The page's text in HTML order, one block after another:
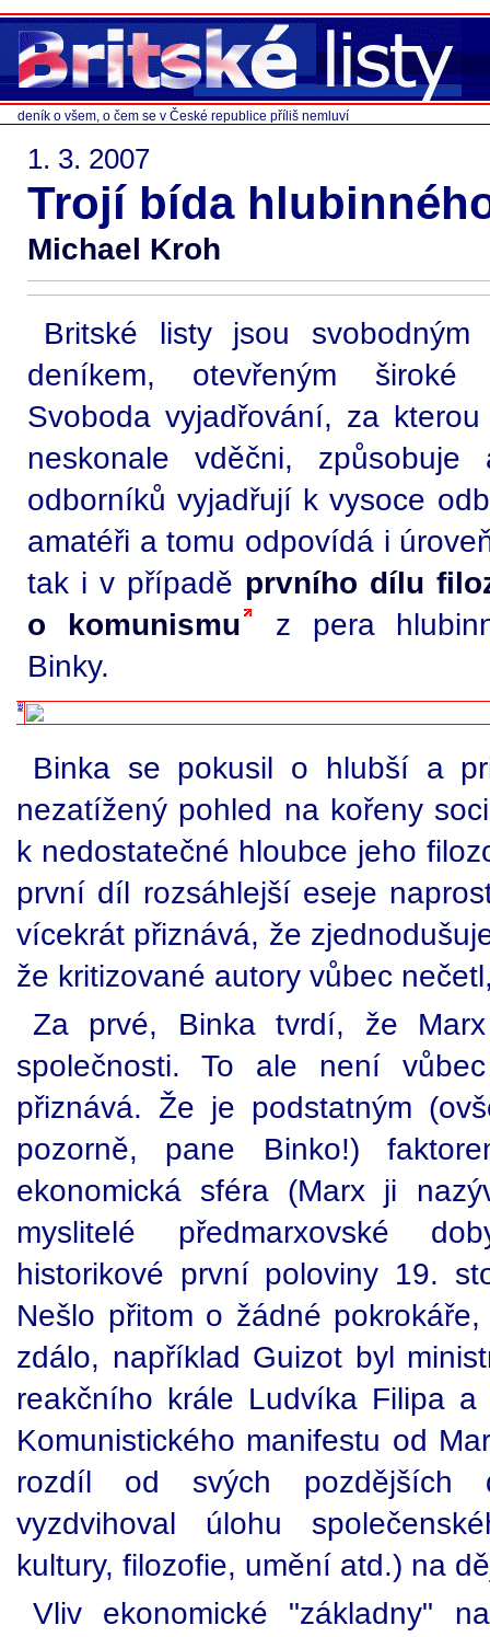
deník o všem, o čem se v České republice příliš nemluví
1. 3. 2007
Trojí bída
Michael Kroh
Britské listy jsou svobodným
deníkem, otevřeným široké
Svoboda vyjadřování, za
neskonale vděčni,
odborníků vyjadřují k vysoce
amatéři a tomu odpovídá i
tak i v případě prvního dílu
o komunismu
z pera
Binky.
Binka se pokusil o hlubší a
nezatížený pohled na kořeny
k nedostatečné hloubce jeho
první díl rozsáhlejší eseje
vícekrát přiznává, že
že kritizované autory vůbec
Za prvé, Binka tvrdí, že
společnosti. To ale není
přiznává. Že je podstatným
pozorně, pane Binko!)
ekonomická sféra (Marx ji
myslitelé předmarxovské
historikové první poloviny 19.
Nešlo přitom o žádné
zdálo, například Guizot byl
reakčního krále Ludvíka Filipa
Komunistického manifestu od
rozdíl od svých pozdějších
vyzdvihoval úlohu
kultury, filozofie, umění atd.) na
Vliv ekonomické "základny"